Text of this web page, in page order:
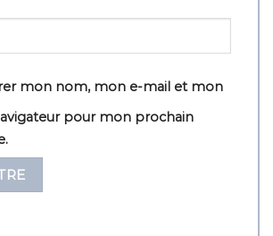
mon nom, mon e-mail et mon
pour mon prochain